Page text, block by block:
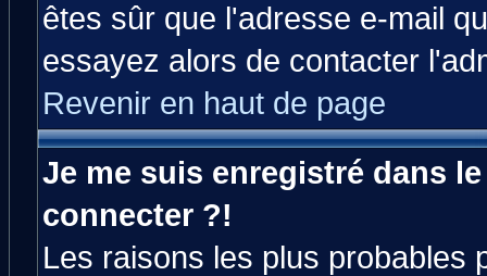
êtes sûr que l'adresse e-mail
essayez alors de contacter
Revenir en haut de page
Je me suis enregistré dans
connecter ?!
Les raisons les plus probables